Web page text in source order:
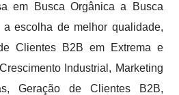
em Busca Orgânica a Busca
a escolha de melhor qualidade,
Clientes B2B em Extrema e
Industrial, Marketing
Geração de Clientes B2B,